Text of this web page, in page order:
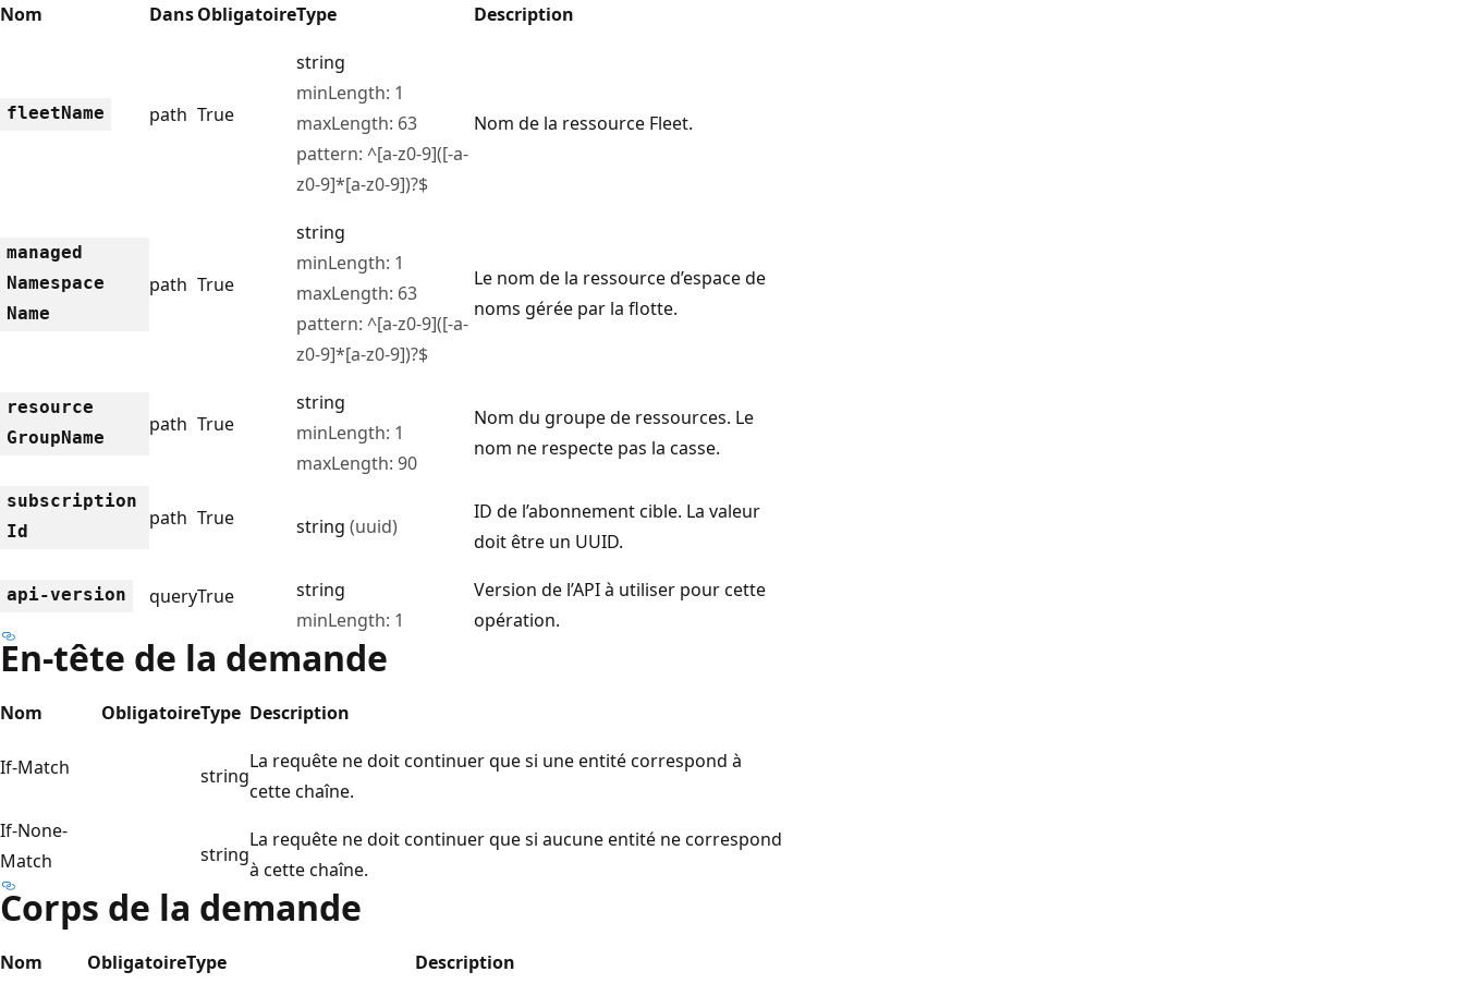
Nom DansObligatoireType Description
fleetName path True
string
minLength: 1
maxLength: 63
pattern: ^[a-z0-9]([-a-
z0-9]*[a-z0-9])?$
Nom de la ressource Fleet.
managed
Namespace
Name
path True
string
minLength: 1
maxLength: 63
pattern: ^[a-z0-9]([-a-
z0-9]*[a-z0-9])?$
Le nom de la ressource d’espace de
noms gérée par la flotte.
resource
GroupName
path True
string
minLength: 1
maxLength: 90
Nom du groupe de ressources. Le
nom ne respecte pas la casse.
subscription
Id
path True string (uuid)
ID de l’abonnement cible. La valeur
doit être un UUID.
api-version queryTrue
string
minLength: 1
Version de l’API à utiliser pour cette
opération.
En-tête de la demande
Nom ObligatoireType Description
If-Match string
La requête ne doit continuer que si une entité correspond à
cette chaîne.
If-None-
Match
string
La requête ne doit continuer que si aucune entité ne correspond
à cette chaîne.
Corps de la demande
Nom ObligatoireType Description